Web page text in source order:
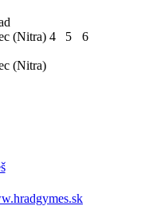
(Nitra)
(Nitra)
4 5 6